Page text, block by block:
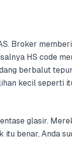
Broker
HS code
berbalut
kecil seperti
glasir.
benar, Anda